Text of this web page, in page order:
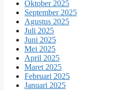
Oktober 2025
September 2025
Agustus 2025
Juli 2025
Juni 2025
Mei 2025
April 2025
Maret 2025
Februari 2025
Januari 2025